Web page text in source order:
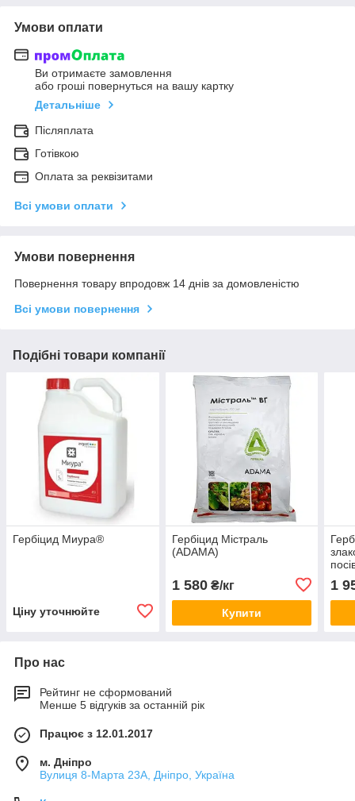
Умови оплати
Ви отримаєте замовлення
або гроші повернуться на вашу картку
Детальніше
Післяплата
Готівкою
Оплата за реквізитами
Всі умови оплати
Умови повернення
Повернення товару впродовж 14 днів за домовленістю
Всі умови повернення
Подібні товари компанії
Гербіцид Миура®
Ціну уточнюйте
Гербіцид Містраль
(ADAMA)
1 580₴/кг
Купити
1
Про нас
Рейтинг не сформований
Менше 5 відгуків за останній рік
Працює з 12.01.2017
м. Дніпро
Вулиця 8-Марта 23А, Дніпро, Україна